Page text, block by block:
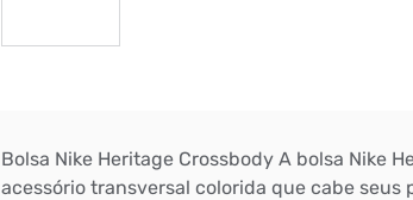
Bolsa Nike Heritage Crossbody A bolsa Nike
acessório transversal colorida que cabe seus